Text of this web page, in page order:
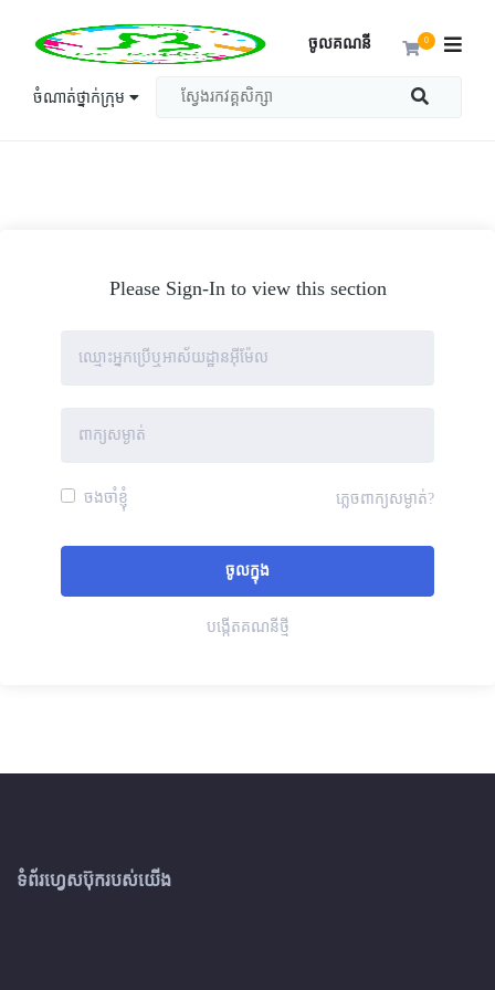
ចំណាត់ថ្នាក់ក្រុម
0
ចូលគណនី
Please Sign-In to view this section
ចងចាំខ្ញុំ ភ្លេចពាក្យសម្ងាត់?
បង្កើតគណនីថ្មី
ទំព័រហ្វេសប៊ុករបស់យើង